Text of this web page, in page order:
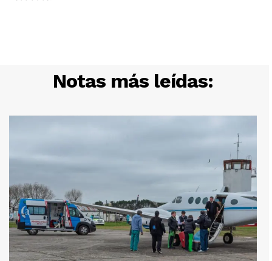
Notas más leídas: